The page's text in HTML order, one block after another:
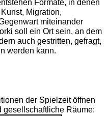
Formate, in denen
Migration,
miteinander
soll ein Ort sein, an dem
auch gestritten, gefragt,
werden kann.
der Spielzeit öffnen
gesellschaftliche Räume: